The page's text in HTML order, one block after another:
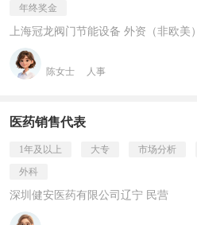
年终奖金
上海冠龙阀门节能设备 外资（非欧美）
陈女士 人事
医药销售代表
1年及以上 大专 市场分析
外科
深圳健安医药有限公司辽宁 民营